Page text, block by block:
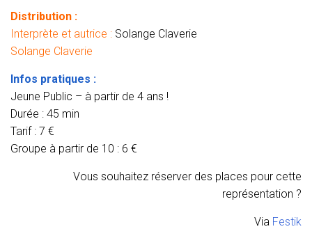
Distribution :
Interprète et autrice : Solange Claverie
Solange Claverie
Infos pratiques :
Jeune Public – à partir de 4 ans !
Durée : 45 min
Tarif : 7 €
Groupe à partir de 10 : 6 €
Vous souhaitez réserver des places pour cette
représentation ?
Via Festik